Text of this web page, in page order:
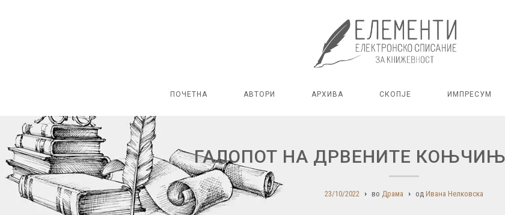
ПОЧЕТНА АВТОРИ АРХИВА СКОПЈЕ ИМПРЕСУМ
ГАЛОПОТ НА ДРВЕНИТЕ
23/10/2022 во Драма од Ивана Нелковска